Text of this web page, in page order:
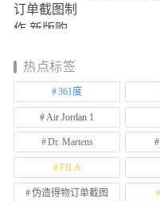
热点标签
361度
Air Jordan 1
Dr. Martens
FILA
伪造得物订单截图